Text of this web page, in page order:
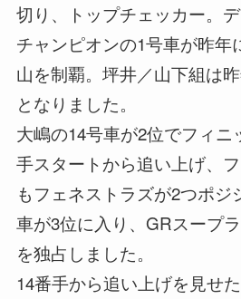
切り、トップチェッカー。
チャンピオンの1号車が昨年
山を制覇。坪井／山下組は
となりました。
大嶋の14号車が2位でフィニ
手スタートから追い上げ、
もフェネストラズが2つポジ
車が3位に入り、GRスープ
を独占しました。
14番手から追い上げを見せ